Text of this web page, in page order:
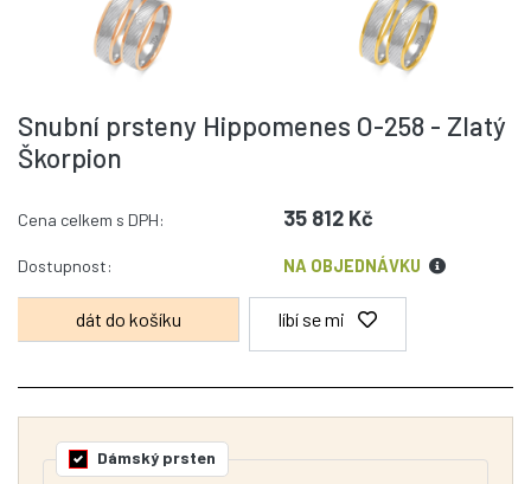
Snubní prsteny Hippomenes O-258 - Zlatý
Škorpion
Cena celkem s DPH: 35 812 Kč
Dostupnost: NA OBJEDNÁVKU
líbí se mi
Dámský prsten